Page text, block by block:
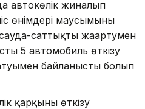
автокөлік жиналып
өнімдері маусымының
саттықты жаңартумен
5 автомобиль өткізу
байланысты болып
қарқыны өткізу